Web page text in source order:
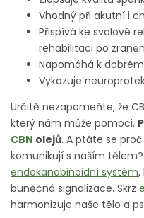
Vhodný při akutní i
Přispívá ke svalové
rehabilitaci po
Napomáhá k
Vykazuje
Určitě nezapomeňte, že
který nám může pomoci.
CBN olejů. A ptáte se
komunikují s naším
endokanabinoidní systém,
buněčná signalizace. Skrz
harmonizuje naše tělo a